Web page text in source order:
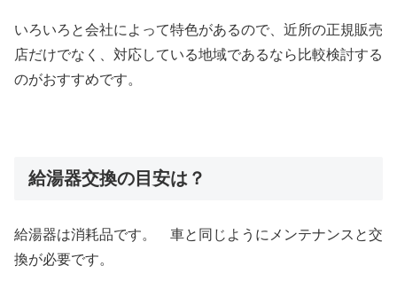
いろいろと会社によって特色があるので、近所の正規販売
店だけでなく、対応している地域であるなら比較検討する
のがおすすめです。
給湯器交換の目安は？
給湯器は消耗品です。 車と同じようにメンテナンスと交
換が必要です。